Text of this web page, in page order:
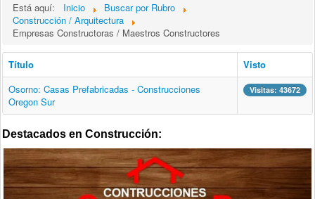
Está aquí: Inicio
Buscar por Rubro
Construcción / Arquitectura
Empresas Constructoras / Maestros Constructores
Título
Visto
Osorno: Casas Prefabricadas - Construcciones
Oregon Sur
Visitas: 43672
Destacados en Construcción: